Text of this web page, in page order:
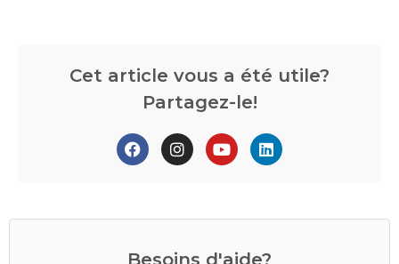
Cet article vous a été utile?
Partagez-le!
Besoins d'aide?